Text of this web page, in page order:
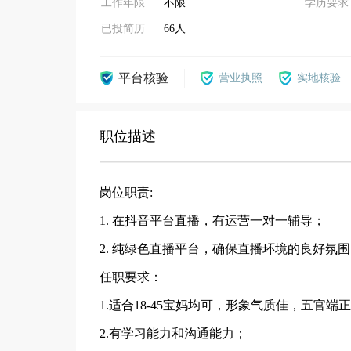
工作年限 不限
已投简历 66人
学历要求
平台核验 营业执照 实地核验
职位描述
岗位职责:
1. 在抖音平台直播，有运营一对一辅导；
2. 纯绿色直播平台，确保直播环境的良好氛围
任职要求：
1.适合18-45宝妈均可，形象气质佳，五官端正
2.有学习能力和沟通能力；